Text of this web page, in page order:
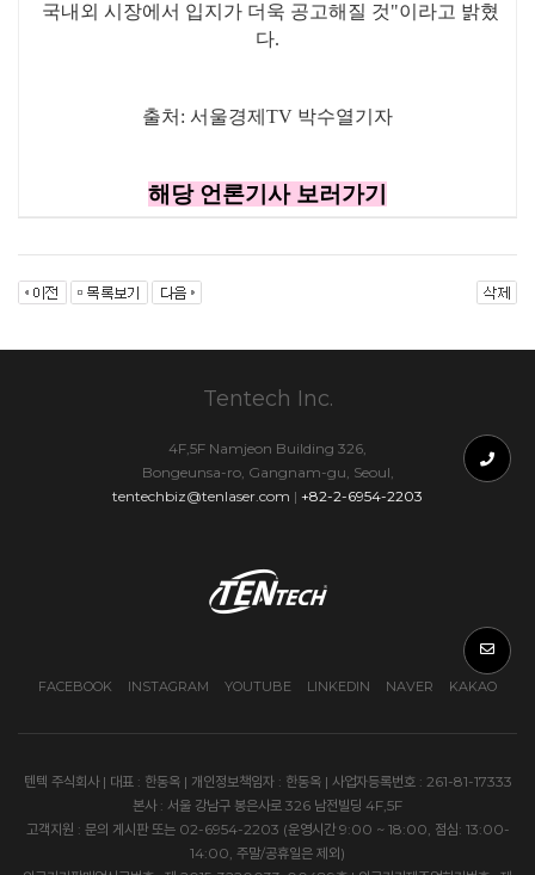
국내외 시장에서 입지가 더욱 공고해질 것"이라고 밝혔
다.
출처: 서울경제TV 박수열기자
해당 언론기사 보러가기
Tentech Inc.
4F,5F Namjeon Building 326,
Bongeunsa-ro, Gangnam-gu, Seoul,
tentechbiz@tenlaser.com | +82-2-6954-2203
FACEBOOK INSTAGRAM YOUTUBE LINKEDIN NAVER KAKAO
텐텍 주식회사 | 대표 : 한동옥 | 개인정보책임자 : 한동옥 | 사업자등록번호 : 261-81-17333
본사 : 서울 강남구 봉은사로 326 남전빌딩 4F,5F
고객지원 : 문의 게시판 또는 02-6954-2203 (운영시간 9:00 ~ 18:00, 점심: 13:00-
14:00, 주말/공휴일은 제외)